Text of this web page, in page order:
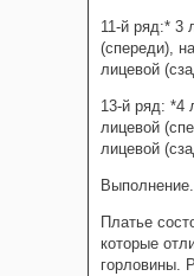
11-й ряд:* 3
(спереди),
лицевой
13-й ряд: *4
лицевой
лицевой
Выполнение.
Платье
которые
горловины.